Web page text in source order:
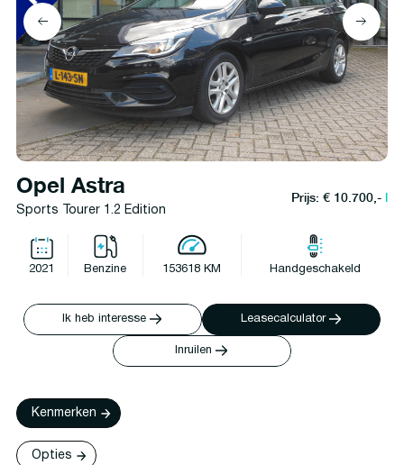
Opel Astra
Sports Tourer 1.2 Edition
Prijs: € 10.700,-l
2021 Benzine 153618 KM Handgeschakeld
Ik heb interesse Leasecalculator
Inruilen
Kenmerken
Opties